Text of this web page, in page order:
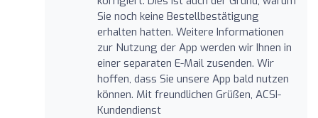
Sie noch keine Bestellbestätigung
erhalten hatten. Weitere Informationen
zur Nutzung der App werden wir Ihnen in
einer separaten E-Mail zusenden. Wir
hoffen, dass Sie unsere App bald nutzen
können. Mit freundlichen Grüßen, ACSI-
Kundendienst